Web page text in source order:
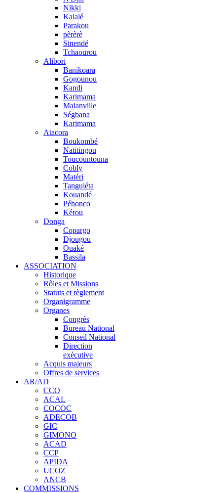
Nikki
Kalalé
Parakou
pèrèrè
Sinendé
Tchaourou
Alibori
Banikoara
Gogounou
Kandi
Karimama
Malanville
Ségbana
Karimama
Atacora
Boukombé
Natitingou
Toucountouna
Cobly
Matéri
Tanguiéta
Kouandé
Péhonco
Kérou
Donga
Copargo
Djougou
Ouaké
Bassila
ASSOCIATION
Historique
Rôles et Missions
Statuts et règlement
Organigramme
Organes
Congrès
Bureau National
Conseil National
Direction
exécutive
Acquis majeurs
Offres de services
AR/AD
CCO
ACAL
COCOC
ADECOB
GIC
GIMONO
ACAD
CCP
APIDA
UCOZ
ANCB
COMMISSIONS